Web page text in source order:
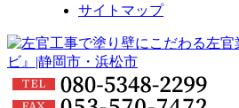
サイトマップ